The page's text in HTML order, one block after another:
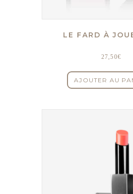
LE FARD À
27,50€
AJOUTER AU